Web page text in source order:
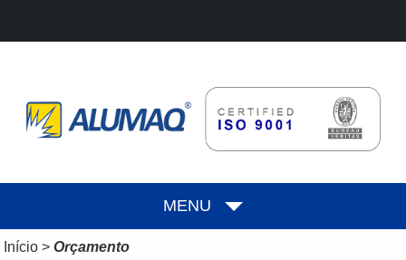
MENU
Início> Orçamento